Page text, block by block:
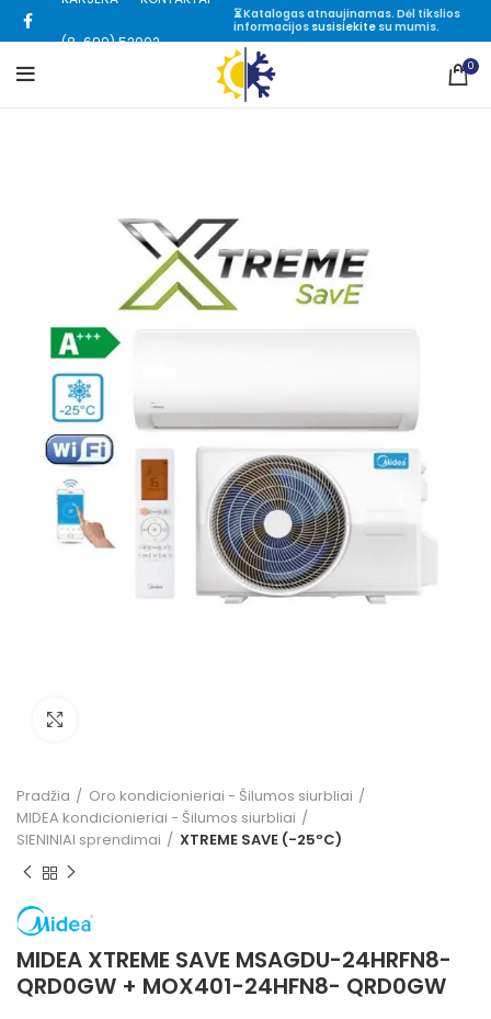
(8-699) 52002
⏳ Katalogas atnaujinamas. Dėl tikslios
informacijos susisiekitesu mumis.
0
Pradžia
Oro kondicionieriai - Šilumos siurbliai
MIDEA kondicionieriai - Šilumos siurbliai
SIENINIAI sprendimai
XTREME SAVE (-25ºC)
MIDEA XTREME SAVE MSAGDU-24HRFN8-
QRD0GW + MOX401-24HFN8- QRD0GW